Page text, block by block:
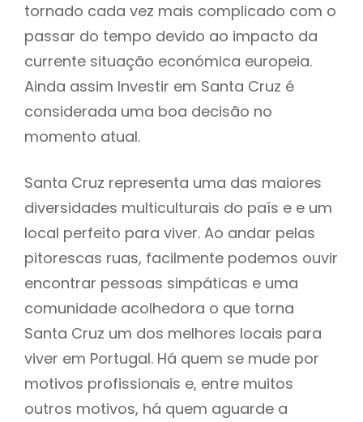
tornado cada vez mais complicado com o
passar do tempo devido ao impacto da
currente situação económica europeia.
Ainda assim Investir em Santa Cruz é
considerada uma boa decisão no
momento atual.
Santa Cruz representa uma das maiores
diversidades multiculturais do país e e um
local perfeito para viver. Ao andar pelas
pitorescas ruas, facilmente podemos ouvir
encontrar pessoas simpáticas e uma
comunidade acolhedora o que torna
Santa Cruz um dos melhores locais para
viver em Portugal. Há quem se mude por
motivos profissionais e, entre muitos
outros motivos, há quem aguarde a